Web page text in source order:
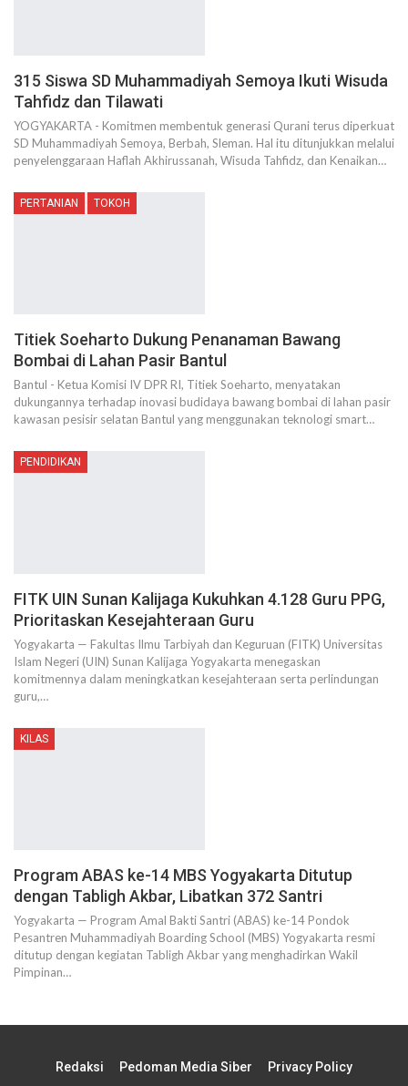
315 Siswa SD Muhammadiyah Semoya Ikuti Wisuda
Tahfidz dan Tilawati
YOGYAKARTA - Komitmen membentuk generasi Qurani terus diperkuat
SD Muhammadiyah Semoya, Berbah, Sleman. Hal itu ditunjukkan melalui
penyelenggaraan Haflah Akhirussanah, Wisuda Tahfidz, dan Kenaikan…
PERTANIAN TOKOH
Titiek Soeharto Dukung Penanaman Bawang
Bombai di Lahan Pasir Bantul
Bantul - Ketua Komisi IV DPR RI, Titiek Soeharto, menyatakan
dukungannya terhadap inovasi budidaya bawang bombai di lahan pasir
kawasan pesisir selatan Bantul yang menggunakan teknologi smart…
PENDIDIKAN
FITK UIN Sunan Kalijaga Kukuhkan 4.128 Guru PPG,
Prioritaskan Kesejahteraan Guru
Yogyakarta — Fakultas Ilmu Tarbiyah dan Keguruan (FITK) Universitas
Islam Negeri (UIN) Sunan Kalijaga Yogyakarta menegaskan
komitmennya dalam meningkatkan kesejahteraan serta perlindungan
guru,…
KILAS
Program ABAS ke-14 MBS Yogyakarta Ditutup
dengan Tabligh Akbar, Libatkan 372 Santri
Yogyakarta — Program Amal Bakti Santri (ABAS) ke-14 Pondok
Pesantren Muhammadiyah Boarding School (MBS) Yogyakarta resmi
ditutup dengan kegiatan Tabligh Akbar yang menghadirkan Wakil
Pimpinan…
Redaksi Pedoman Media Siber
Privacy Policy